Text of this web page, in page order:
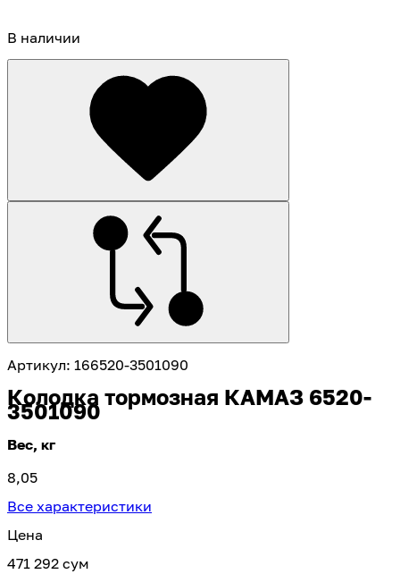
В наличии
Артикул: 166520-3501090
Колодка тормозная КАМАЗ 6520-
3501090
Вес, кг
8,05
Все характеристики
Цена
471 292 сум